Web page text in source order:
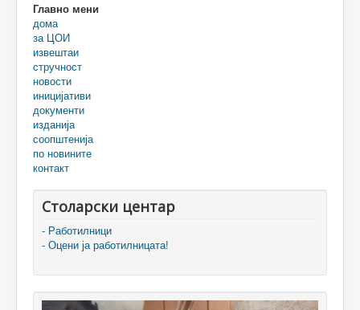
Главно мени
дома
за ЦОИ
извештаи
стручност
новости
иницијативи
документи
изданија
соопштенија
по новините
контакт
Столарски центар
- Работилници
- Оцени ја работилницата!